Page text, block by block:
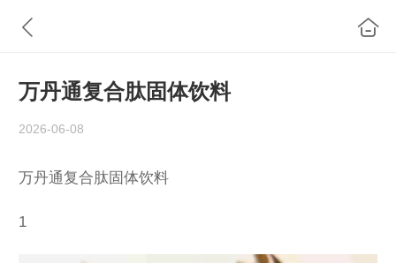
万丹通复合肽固体饮料
2026-06-08
万丹通复合肽固体饮料
1